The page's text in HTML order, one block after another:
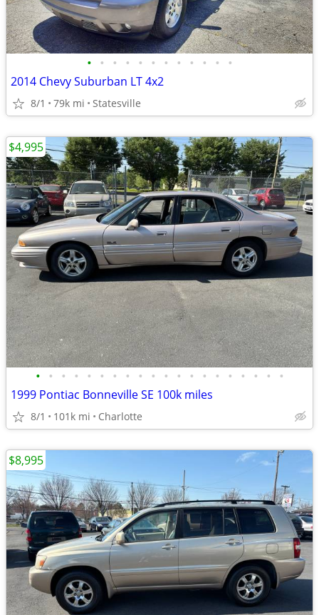
• • • • • • • • • • • •
2014 Chevy Suburban LT 4x2
8/1 79k mi Statesville
• • • • • • • • • • • • • • • • • • • •
1999 Pontiac Bonneville SE 100k miles
8/1 101k mi Charlotte
$4,995
$8,995